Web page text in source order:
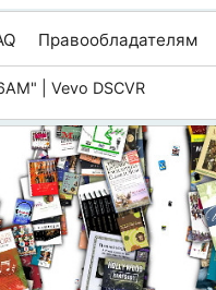
Правообладателям
| Vevo DSCVR